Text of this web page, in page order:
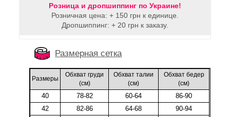
Розница и дропшиппинг по Украине!
Розничная цена: + 150 грн к единице.
Дропшиппинг: + 20 грн к заказу.
Размерная сетка
Размеры
Обхват груди
(cм)
Обхват талии
(cм)
Обхват бедер
(cм)
40 78-82 60-64
86-90
42
82-86 64-68
90-94